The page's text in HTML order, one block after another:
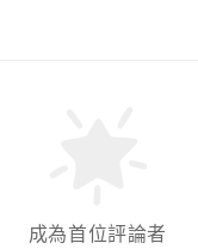
成為首位評論者